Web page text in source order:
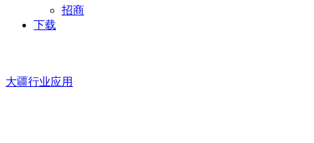
招商
下载
大疆行业应用